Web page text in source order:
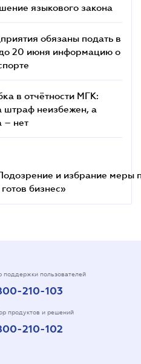
языкового закона
обязаны подать в
20 июня информацию о
в отчётности МГК:
штраф неизбежен, а
– нет
и избрание меры
бизнес»
поддержки пользователей
210-103
продуктов и решений
210-102